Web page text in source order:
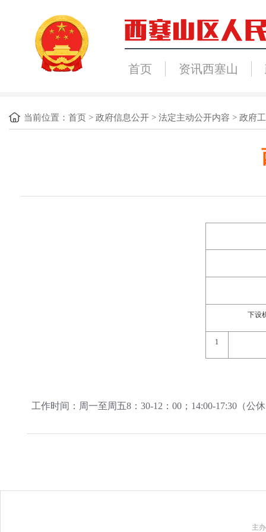
首页 资讯西塞山
当前位置： 首页 > 政府信息公开 > 法定主动公开内容 > 政府
下设
1
工作时间：周一至周五8：30-12：00；14:00-17:30（公
主